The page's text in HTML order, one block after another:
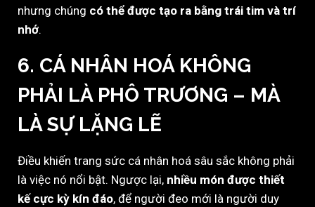
nhưng chúng có thể được tạo ra bằng trái tim và trí
nhớ.
6. CÁ NHÂN HOÁ KHÔNG
PHẢI LÀ PHÔ TRƯƠNG – MÀ
LÀ SỰ LẶNG LẼ
Điều khiến trang sức cá nhân hoá sâu sắc không phải
là việc nó nổi bật. Ngược lại, nhiều món được thiết
kế cực kỳ kín đáo, để người đeo mới là người duy